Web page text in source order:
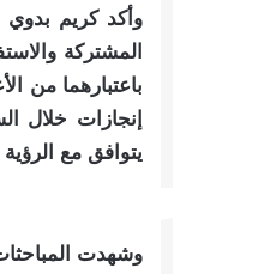
وأكد كريم بدوي
المشتركة
باعتبارهما من
إنجازات خلال
يتوافق مع
وشهدت